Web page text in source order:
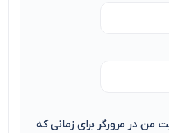
من در مرورگر برای زمانی که